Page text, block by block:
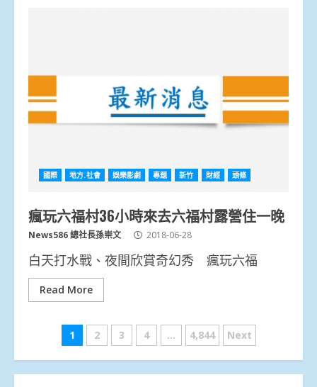
國際 地方.社會 娛樂影劇 專題 新竹 財經 頭條
瘋玩六福村36小時來去六福村露營住一晚
News586 總社長孫崇文 2018-06-28
白天打水戰、夜間欣賞奇幻秀 瘋玩六福
Read More
文
章
1 2 3 4 ... 4,844 Next